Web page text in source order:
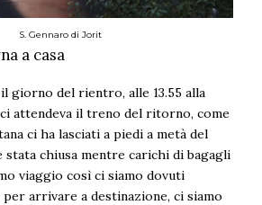
S. Gennaro di Jorit
a casa
giorno del rientro, alle 13.55 alla
attendeva il treno del ritorno, come
ci ha lasciati a piedi a metà del
stata chiusa mentre carichi di bagagli
viaggio così ci siamo dovuti
arrivare a destinazione, ci siamo